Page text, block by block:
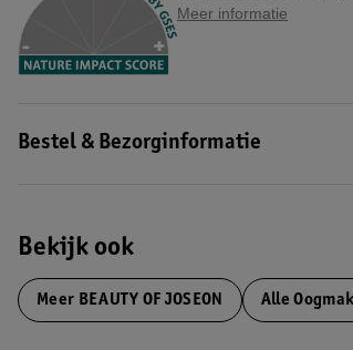
Meer informatie
Bestel & Bezorginformatie
Bekijk ook
Meer BEAUTY OF JOSEON Alle